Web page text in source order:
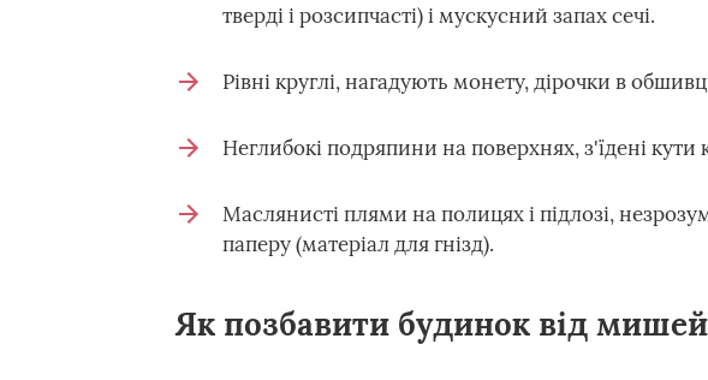
тверді і розсипчасті) і мускусний запах сечі.
Рівні круглі, нагадують монету, дірочки в
Неглибокі подряпини на поверхнях, з'їдені кути
Маслянисті плями на полицях і підлозі,
паперу (матеріал для гнізд).
Як позбавити будинок від мишей